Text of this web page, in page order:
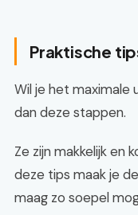
Praktische
Wil je het maximale
dan deze stappen.
Ze zijn makkelijk en
deze tips maak je
maag zo soepel